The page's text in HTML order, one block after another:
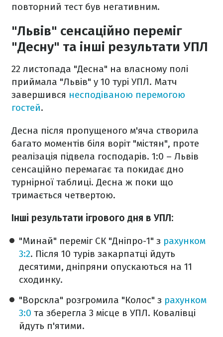
повторний тест був негативним.
"Львів" сенсаційно переміг
"Десну" та інші результати УПЛ
22 листопада "Десна" на власному полі
приймала "Львів" у 10 турі УПЛ. Матч
завершився несподіваною перемогою
гостей.
Десна після пропущеного м'яча створила
багато моментів біля воріт "містян", проте
реалізація підвела господарів. 1:0 – Львів
сенсаційно перемагає та покидає дно
турнірної таблиці. Десна ж поки що
тримається четвертою.
Інші результати ігрового дня в УПЛ:
"Минай" переміг СК "Дніпро-1" з рахунком
3:2. Після 10 турів закарпатці йдуть
десятими, дніпряни опускаються на 11
сходинку.
"Ворскла" розгромила "Колос" з рахунком
3:0 та зберегла 3 місце в УПЛ. Ковалівці
йдуть п'ятими.